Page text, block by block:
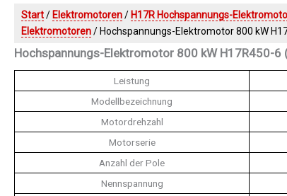
Start/ Elektromotoren/ H17R Hochspannungs-
Elektromotoren/ Hochspannungs-Elektromotor 800 kW
Hochspannungs-Elektromotor 800 kW H17R450-6
Leistung
Modellbezeichnung
Motordrehzahl
Motorserie
Anzahl der Pole
Nennspannung